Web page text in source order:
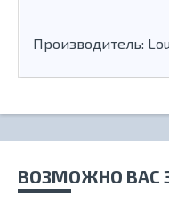
Производитель:
ВОЗМОЖНО ВАС